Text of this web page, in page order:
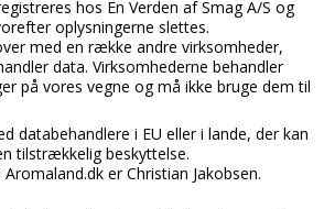
hos En Verden af Smag A/S og
oplysningerne slettes.
med en række andre virksomheder,
data. Virksomhederne behandler
på vores vegne og må ikke bruge dem til
databehandlere i EU eller i lande, der kan
tilstrækkelig beskyttelse.
er Christian Jakobsen.